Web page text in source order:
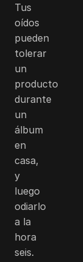
Tus
oídos
pueden
tolerar
un
producto
durante
un
álbum
en
casa,
y
luego
odiarlo
a la
hora
seis.